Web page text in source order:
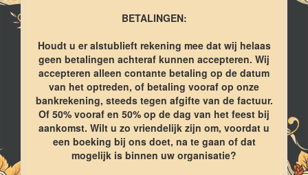
BETALINGEN:
Houdt u er alstublieft rekening mee dat wij helaas
geen betalingen achteraf kunnen accepteren. Wij
accepteren alleen contante betaling op de datum
van het optreden, of betaling vooraf op onze
bankrekening, steeds tegen afgifte van de factuur.
Of 50% vooraf en 50% op de dag van het feest bij
aankomst. Wilt u zo vriendelijk zijn om, voordat u
een boeking bij ons doet, na te gaan of dat
mogelijk is binnen uw organisatie?